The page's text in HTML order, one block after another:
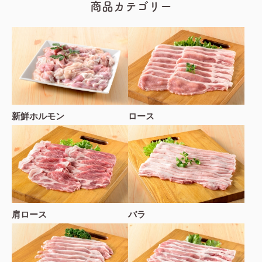
商品カテゴリー
新鮮ホルモン ロース
肩ロース バラ